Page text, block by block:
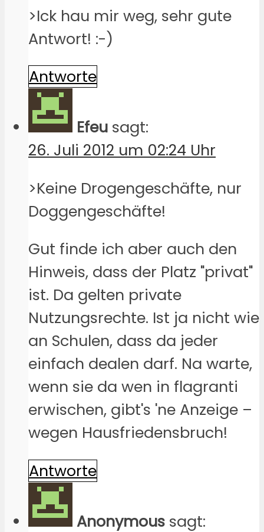
>Ick hau mir weg, sehr gute
Antwort! :-)
Antworte
Efeu sagt:
26. Juli 2012 um 02:24 Uhr
>Keine Drogengeschäfte, nur
Doggengeschäfte!
Gut finde ich aber auch den
Hinweis, dass der Platz "privat"
ist. Da gelten private
Nutzungsrechte. Ist ja nicht wie
an Schulen, dass da jeder
einfach dealen darf. Na warte,
wenn sie da wen in flagranti
erwischen, gibt's 'ne Anzeige –
wegen Hausfriedensbruch!
Antworte
Anonymous sagt: